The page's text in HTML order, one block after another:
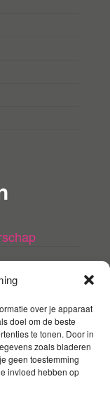
over je apparaat
doel om de beste
te tonen. Door in
zoals bladeren
geen toestemming
invloed hebben op